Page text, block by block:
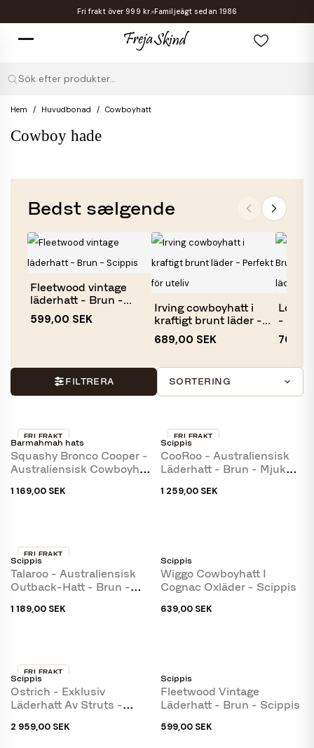
Fri frakt över 999 kr. Familjeägt sedan 1986
Sök efter produkter...
Hem Huvudbonad Cowboyhatt
Cowboy hade
Bedst sælgende
Fleetwood vintage
läderhatt - Brun -
Scippis
599,00 SEK
Irving cowboyhatt i
kraftigt brunt läder -...
689,00 SEK
-
i...
FILTRERA SORTERING
Barmahmah hats
Squashy Bronco Cooper -
Australiensisk Cowboyhatt
1 169,00 SEK
FRI FRAKT
Scippis
CooRoo - Australiensisk
Läderhatt - Brun - Mjuk
1 259,00 SEK
SLUT I LAGER
FRI FRAKT
Scippis
Talaroo - Australiensisk
Outback-Hatt - Brun -
1 189,00 SEK
FRI FRAKT
Scippis
Wiggo Cowboyhatt I
Cognac Oxläder - Scippis
639,00 SEK
Scippis
Ostrich - Exklusiv
Läderhatt Av Struts -
2 959,00 SEK
FRI FRAKT
Scippis
Fleetwood Vintage
Läderhatt - Brun - Scippis
599,00 SEK